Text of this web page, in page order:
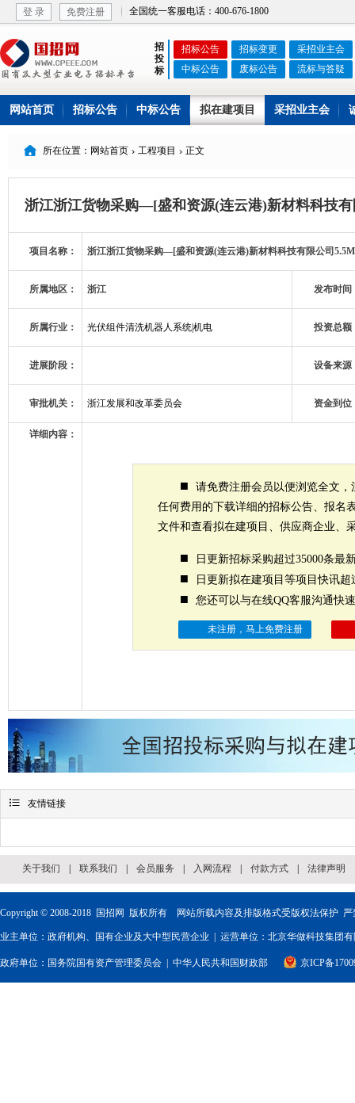
登 录 免费注册 全国统一客服电话：400-676-1800
招
投
标
招标公告 招标变更
采招业主会
中标公告
废标公告 流标与答疑
网站首页 招标公告 中标公告 拟在建项目 采招业主会
 所在位置：网站首页  工程项目  正文
浙江浙江货物采购—[盛和资源(连云港)新材料科技
项目名称： 浙江浙江货物采购—[盛和资源(连云港)新材料科技有限公司
所属地区： 浙江 发布时间
所属行业： 光伏组件清洗机器人系统|机电 投资总额
进展阶段： 设备来源
审批机关： 浙江发展和改革委员会 资金到位
详细内容：
■
请免费注册会员以便浏览全文
任何费用的下载详细的招标公告、报名
文件和查看拟在建项目、供应商企业、
■ 日更新招标采购超过35000条最
■ 日更新拟在建项目等项目快讯超
■ 您还可以与在线QQ客服沟通快
未注册，马上免费注册
 友情链接
关于我们 联系我们 会员服务 入网流程 付款方式 法律声明
Copyright © 2008-2018 国招网 版权所有 网站所载内容及排版格式受版权法保护 严
业主单位：政府机构、国有企业及大中型民营企业 | 运营单位：北京华做科技集团
政府单位： 国务院国有资产管理委员会 中华人民共和国财政部 京ICP备